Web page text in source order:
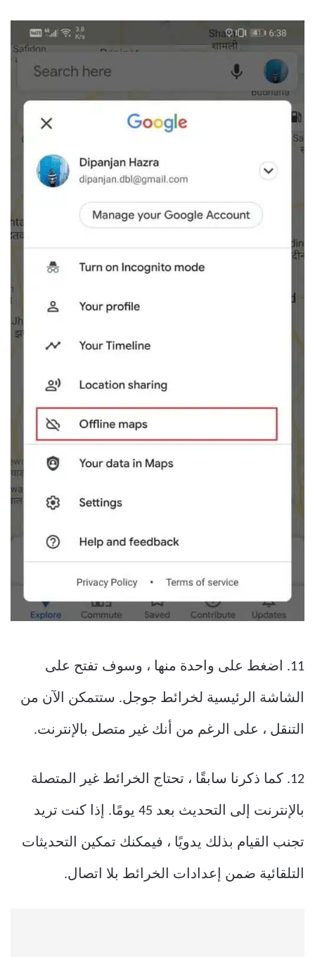
11. اضغط على واحدة منها ، وسوف تفتح على
الشاشة الرئيسية لخرائط جوجل. ستتمكن الآن من
التنقل ، على الرغم من أنك غير متصل بالإنترنت.
12. كما ذكرنا سابقًا ، تحتاج الخرائط غير المتصلة
بالإنترنت إلى التحديث بعد 45 يومًا. إذا كنت تريد
تجنب القيام بذلك يدويًا ، فيمكنك تمكين التحديثات
التلقائية ضمن إعدادات الخرائط بلا اتصال.